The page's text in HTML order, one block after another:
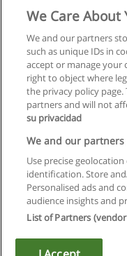
Polityka
We Care About
We and our partners
such as unique IDs in
accept or manage your
right to object where
the privacy policy page.
partners and will not
su privacidad
We and our
Use precise
identification. Store
Personalised ads and
audience insights and
List of Partners